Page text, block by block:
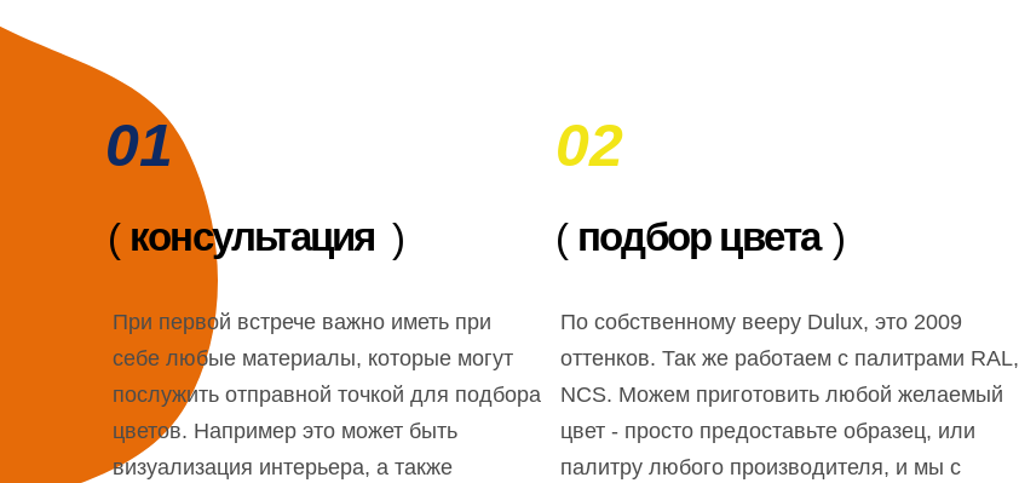
подбор цвета
( )
консультация
01
При первой встрече важно иметь при
себе любые материалы, которые могут
послужить отправной точкой для подбора
цветов. Например это может быть
визуализация интерьера, а также
02
По собственному вееру Dulux, это 2009
оттенков. Так же работаем с палитрами RAL,
NCS. Можем приготовить любой желаемый
цвет - просто предоставьте образец, или
палитру любого производителя, и мы с
( )